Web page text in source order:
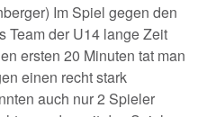
Im Spiel gegen den
Team der U14 lange Zeit
ersten 20 Minuten tat man
einen recht stark
auch nur 2 Spieler